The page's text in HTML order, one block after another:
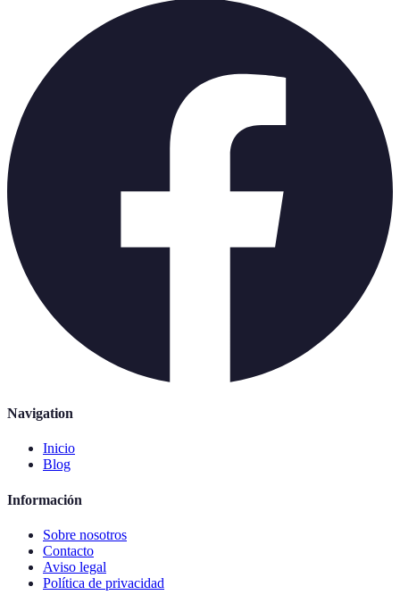
Navigation
Inicio
Blog
Información
Sobre nosotros
Contacto
Aviso legal
Política de privacidad